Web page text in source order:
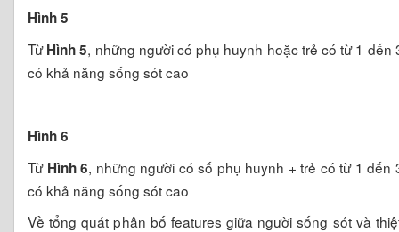
Hình 5
TừHình 5, những người có phụ huynh hoặc trẻ có từ 1 dến
có khả năng sống sót cao
Hình 6
Từ Hình 6, những người có số phụ huynh + trẻ có từ 1 dến
có khả năng sống sót cao
Về tổng quát phân bố features giữa người sống sót và